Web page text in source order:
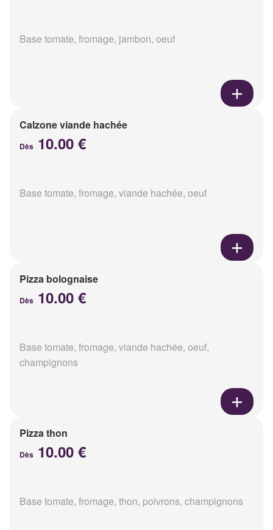
Base tomate, fromage, jambon, oeuf
Calzone viande hachée
Dès 10.00 €
Base tomate, fromage, viande hachée, oeuf
Pizza bolognaise
Dès 10.00 €
Base tomate, fromage, viande hachée, oeuf,
champignons
Pizza thon
Dès 10.00 €
Base tomate, fromage, thon, poivrons, champignons